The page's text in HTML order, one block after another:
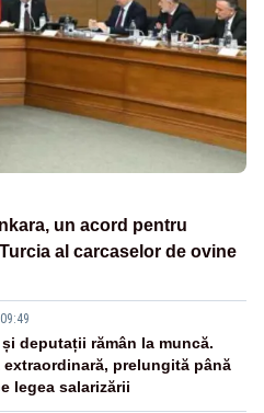
un acord pentru
al carcaselor de ovine
deputații rămân la muncă.
extraordinară, prelungită până
legea salarizării